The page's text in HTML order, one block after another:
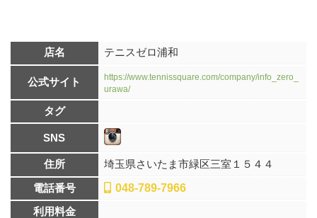
店名 テニスゼロ浦和
公式サイト
https://www.tennissquare.com/company/info_zero_
urawa/
タグ
SNS
住所
埼玉県さいたま市緑区三室１５４４
電話番号
048-789-7966
利用料金